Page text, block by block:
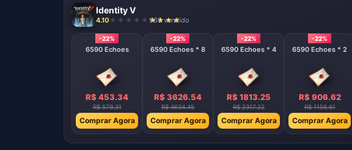
Identity V
4.10 968 vendido
-22%
6590 Echoes
R$ 453.34
R$ 579.31
Comprar Agora
-22%
6590 Echoes * 8
R$ 3626.54
R$ 4634.45
Comprar Agora
-22%
6590 Echoes * 4
R$ 1813.25
R$ 2317.22
Comprar Agora
-22%
6590 Echoes * 2
R$ 906.62
R$ 1158.61
Comprar Agora